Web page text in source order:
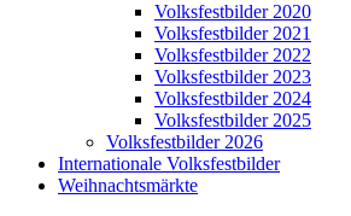
Volksfestbilder 2020
Volksfestbilder 2021
Volksfestbilder 2022
Volksfestbilder 2023
Volksfestbilder 2024
Volksfestbilder 2025
Volksfestbilder 2026
Internationale Volksfestbilder
Weihnachtsmärkte